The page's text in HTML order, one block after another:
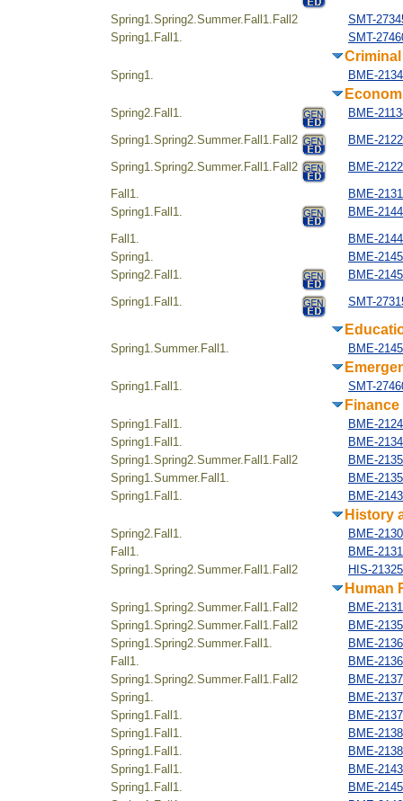
Spring1.Spring2.Summer.Fall1.Fall2
SMT-
Spring1.Fall1.
SMT-
Spring1. BME-
Spring2.Fall1.
BME-
Spring1.Spring2.Summer.Fall1.Fall2
BME-
Spring1.Spring2.Summer.Fall1.Fall2
BME-
Fall1.
BME-
Spring1.Fall1.
BME-
Fall1.
BME-
Spring1.
BME-
Spring2.Fall1.
BME-
Spring1.Fall1.
SMT-
Spring1.Summer.Fall1. BME-
Spring1.Fall1. SMT-
Finance
Spring1.Fall1.
BME-
Spring1.Fall1.
BME-
Spring1.Spring2.Summer.Fall1.Fall2
BME-
Spring1.Summer.Fall1.
BME-
Spring1.Fall1.
BME-
History
Spring2.Fall1.
BME-
Fall1.
BME-
Spring1.Spring2.Summer.Fall1.Fall2
HIS-
Human
Spring1.Spring2.Summer.Fall1.Fall2
BME-
Spring1.Spring2.Summer.Fall1.Fall2
BME-
Spring1.Spring2.Summer.Fall1.
BME-
Fall1.
BME-
Spring1.Spring2.Summer.Fall1.Fall2
BME-
Spring1.
BME-
Spring1.Fall1.
BME-
Spring1.Fall1.
BME-
Spring1.Fall1.
BME-
Spring1.Fall1.
BME-
Spring1.Fall1.
BME-